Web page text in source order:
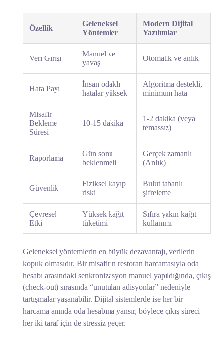
Özellik
Geleneksel
Yöntemler
Modern Dijital
Yazılımlar
Veri Girişi
Manuel ve
yavaş
Otomatik ve anlık
Hata Payı
İnsan odaklı
hatalar yüksek
Algoritma destekli,
minimum hata
Misafir
Bekleme
Süresi
10-15 dakika
1-2 dakika (veya
temassız)
Raporlama
Gün sonu
beklenmeli
Gerçek zamanlı
(Anlık)
Güvenlik
Fiziksel kayıp
riski
Bulut tabanlı
şifreleme
Çevresel
Etki
Yüksek kağıt
tüketimi
Sıfıra yakın kağıt
kullanımı
Geleneksel yöntemlerin en büyük dezavantajı, verilerin
kopuk olmasıdır. Bir misafirin restoran harcamasıyla oda
hesabı arasındaki senkronizasyon manuel yapıldığında, çıkış
(check-out) sırasında “unutulan adisyonlar” nedeniyle
tartışmalar yaşanabilir. Dijital sistemlerde ise her bir
harcama anında oda hesabına yansır, böylece çıkış süreci
her iki taraf için de stressiz geçer.